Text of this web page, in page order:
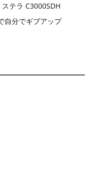
テラ C3000SDH
自分でギブアップ